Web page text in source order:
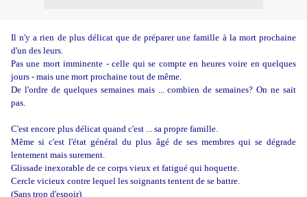
Il n'y a rien de plus délicat que de préparer une famille à la mort prochaine
d'un des leurs.
Pas une mort imminente - celle qui se compte en heures voire en quelques
jours - mais une mort prochaine tout de même.
De l'ordre de quelques semaines mais ... combien de semaines? On ne sait
pas.
C'est encore plus délicat quand c'est ... sa propre famille.
Même si c'est l'état général du plus âgé de ses membres qui se dégrade
lentement mais surement.
Glissade inexorable de ce corps vieux et fatigué qui hoquette.
Cercle vicieux contre lequel les soignants tentent de se battre.
(Sans trop d'espoir)